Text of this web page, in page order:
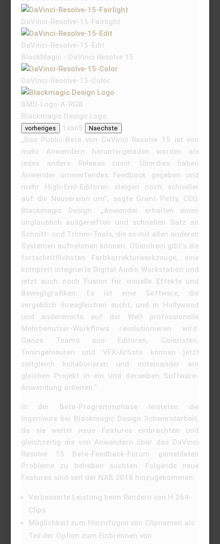
DaVinci-Resolve-15-Fairlight
DaVinci-Resolve-15-Edit
BlackMagic - DaVinci Resolve 15
DaVinci-Resolve-15-Color
BMD-Logo-A-RGB
Blackmagic Design Logo
vorheriges 1 von5 Naechste
„Das Public-Beta von DaVinci Resolve 15 ist von
mehr Anwendern heruntergeladen worden als
jedes andere Release zuvor. Überdies haben
Anwender umwerfendes Feedback gegeben und
mehr High-End-Editoren steigen noch schneller
auf die Neuversion um“, sagte Grant Petty, CEO,
Blackmagic Design. „Anwender erhalten einen
unglaublich ausgereiften und schnellen Satz an
Schnitt- und Trimm-Tools, die es mit allen anderen
Systemen aufnehmen können. Obendrein gibt‘s die
fortschrittlichsten Farbkorrekturwerkzeuge, eine
komplett integrierte Digital Audio Workstation und
jetzt auch noch Fusion für visuelle Effekte und
Bewegtgrafiken. Es ist eine Software, die
vergeblich ihresgleichen sucht, und in Hollywood
und anderenorts auf der Welt professionelle
Mehrbenutzer-Workflows revolutionieren wird.
Ganze Teams aus Editoren, Coloristen,
Toningenieuren und VFX-Artists können jetzt
zeitgleich kollaborieren und miteinander am
gleichen Projekt in ein und derselben Software-
Anwendung arbeiten.“
In der Beta-Programmphase leisteten die
Ingenieure bei Blackmagic Design Schwerstarbeit,
da sie weiter neue Features einbrachten und
gleichzeitig die von Anwendern über das DaVinci
Resolve 15 Beta-Feedback-Forum gemeldeten
Probleme zu beheben suchten. Folgende neue
Features sind seit der NAB 2018 hinzugekommen:
Verbesserte Leistung beim Rendern von H.264-
Clips
Möglichkeit zum Hinzufügen von Clipnamen als
Teil der Option zum Einbrennen von